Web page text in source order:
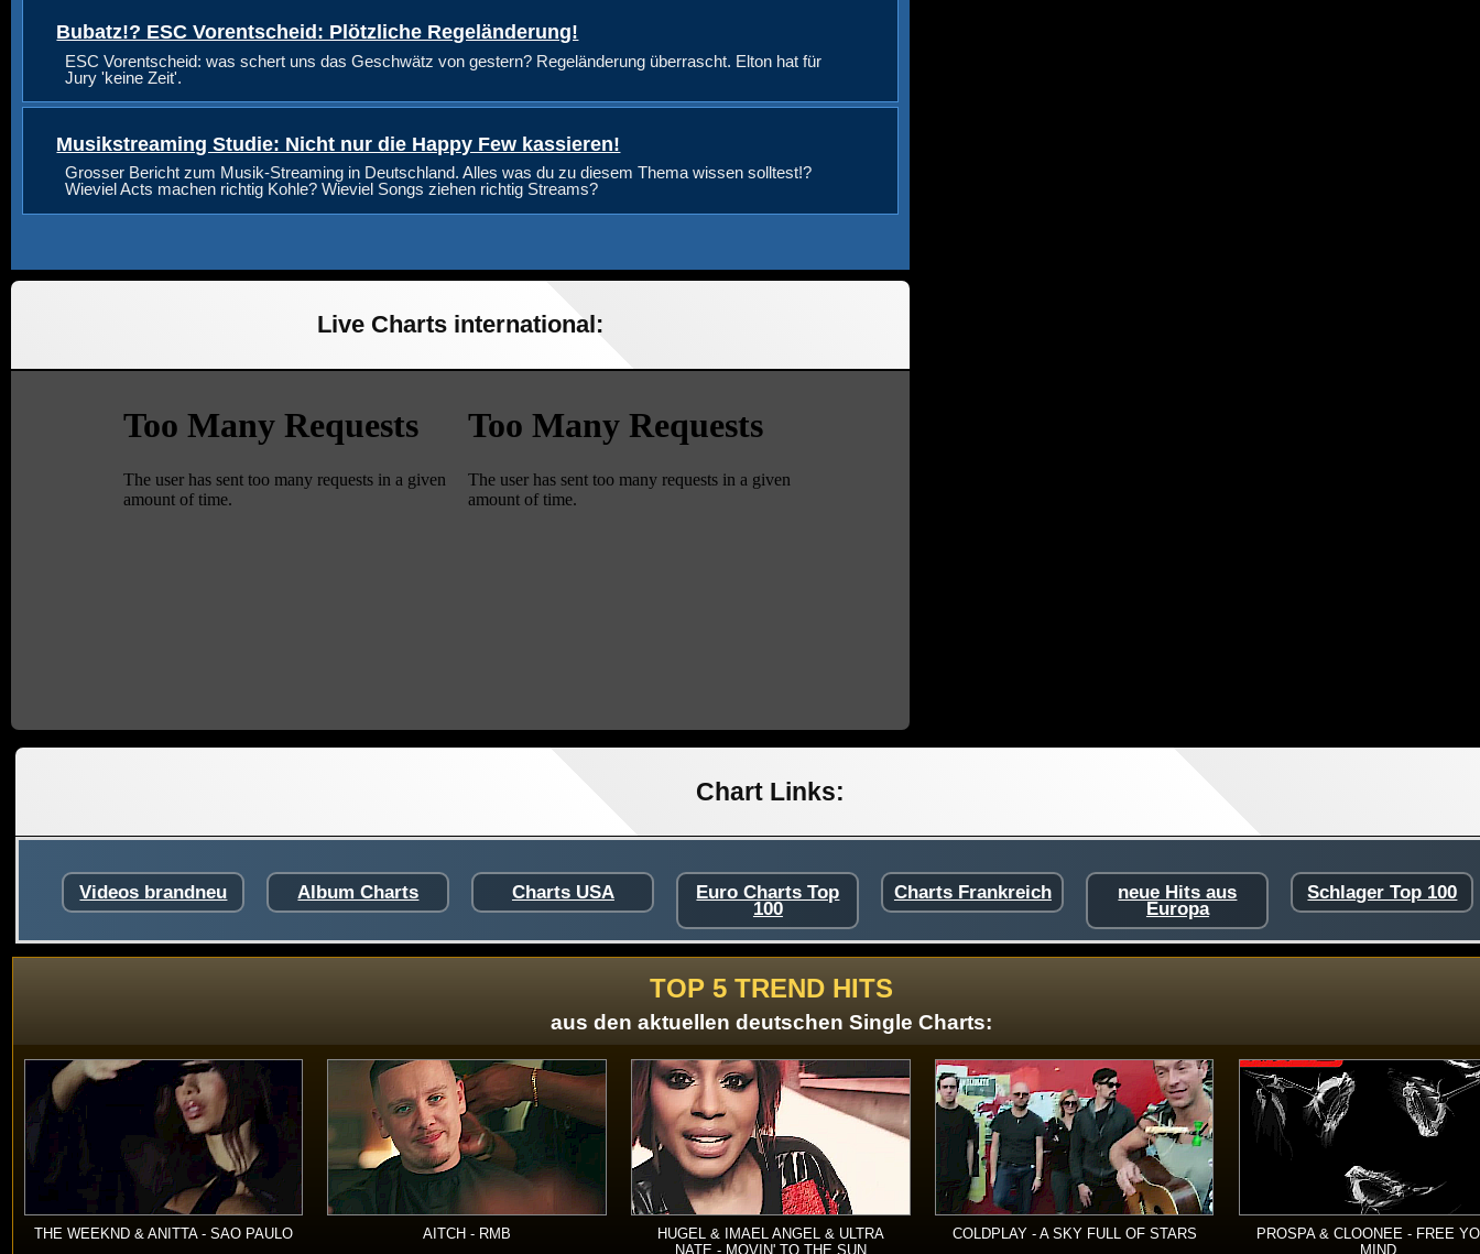
Bubatz!? ESC Vorentscheid: Plötzliche Regeländerung!
ESC Vorentscheid: was schert uns das Geschwätz von gestern? Regeländerung überrascht. Elton hat für
Jury 'keine Zeit'.
Musikstreaming Studie: Nicht nur die Happy Few kassieren!
Grosser Bericht zum Musik-Streaming in Deutschland. Alles was du zu diesem Thema wissen solltest!?
Wieviel Acts machen richtig Kohle? Wieviel Songs ziehen richtig Streams?
Live Charts international:
Chart Links:
Videos brandneu Album Charts Charts USA Euro Charts Top
100
Charts Frankreich neue Hits aus
Europa
Schlager Top 100
TOP 5 TREND HITS
aus den aktuellen deutschen Single Charts:
THE WEEKND & ANITTA - SAO PAULO AITCH - RMB
HUGEL & IMAEL ANGEL & ULTRA
NATE - MOVIN' TO THE SUN
COLDPLAY - A SKY FULL OF STARS
PROSPA & CLOONEE - FREE
MIND